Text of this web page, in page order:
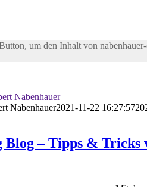
um den Inhalt von
Nabenhauer
Nabenhauer2021-11-22 16:27:57
– Tipps & Tricks